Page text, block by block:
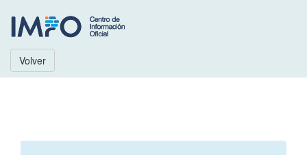
Volver